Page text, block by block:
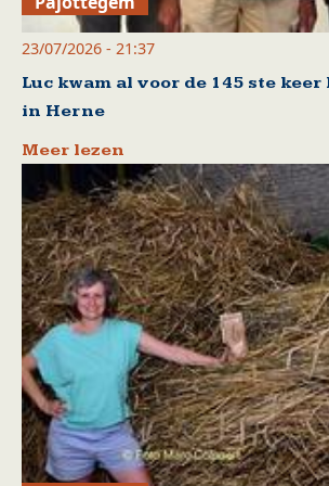
23/07/2026 - 21:37
Luc kwam al voor de 145 ste
in Herne
Meer lezen